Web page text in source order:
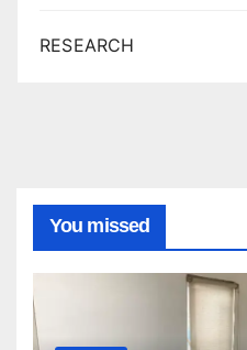
RESEARCH
You missed